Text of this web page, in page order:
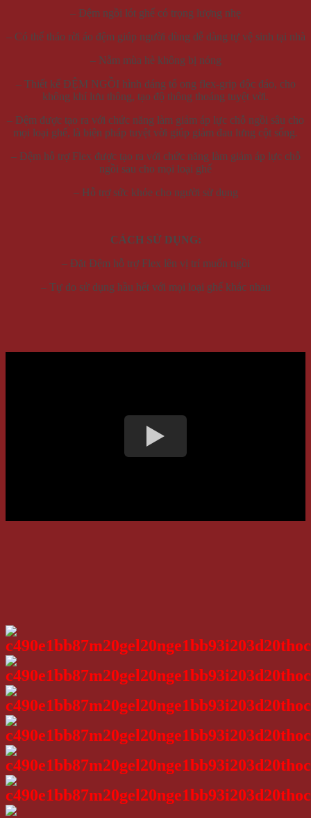
– Đệm ngồi lót ghế có trọng lượng nhẹ
– Có thể tháo rời áo đệm giúp người dùng dễ dàng tự vệ sinh tại nhà
– Nằm mùa hè không bị nóng
– Thiết kế ĐỆM NGỒI hình dáng tổ ong flex-grip độc đáo, cho
không khí lưu thông, tạo độ thông thoáng tuyệt vời.
– Đệm được tạo ra với chức năng làm giảm áp lực chỗ ngồi sâu cho
mọi loại ghế, là biện pháp tuyệt vời giúp giảm đau lưng cột sống.
– Đệm hỗ trợ Flex được tạo ra với chức năng làm giảm áp lực chỗ
ngồi sau cho mọi loại ghế
– Hỗ trợ sức khỏe cho người sử dụng
CÁCH SỬ DỤNG:
– Đặt Đệm hỗ trợ Flex lên vị trí muốn ngồi
– Tự do sử dụng hầu hết với mọi loại ghế khác nhau